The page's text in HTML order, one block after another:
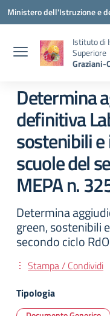
Vai ai contenuti
Vai al menu di navigazione
Vai al footer
Ministero dell'Istruzione e
Istituto di
Superiore
Graziani-
Determina
definitiva
sostenibili
scuole del
MEPA n.
Determina
green, sostenibili
secondo ciclo
Stampa / Condividi
Tipologia